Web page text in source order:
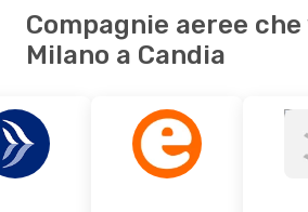
Compagnie aeree
Milano a Candia